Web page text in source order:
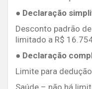
● Declaração
Desconto padrão
limitado a R$
● Declaração
Limite para
Saúde – não há